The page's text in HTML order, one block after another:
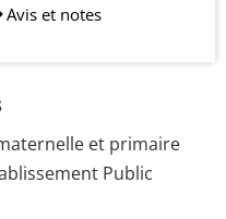
Avis et notes
et primaire
Public